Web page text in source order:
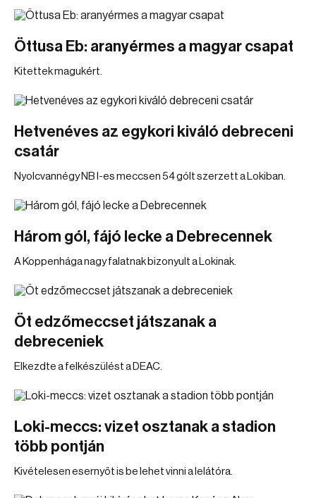
Öttusa Eb: aranyérmes a magyar csapat
Kitettek magukért.
Hetvenéves az egykori kiváló debreceni
csatár
Nyolcvannégy NB I-es meccsen 54 gólt szerzett a Lokiban.
Három gól, fájó lecke a Debrecennek
A Koppenhága nagy falatnak bizonyult a Lokinak.
Öt edzőmeccset játszanak a
debreceniek
Elkezdte a felkészülést a DEAC.
Loki-meccs: vizet osztanak a stadion
több pontján
Kivételesen esernyőt is be lehet vinni a lelátóra.